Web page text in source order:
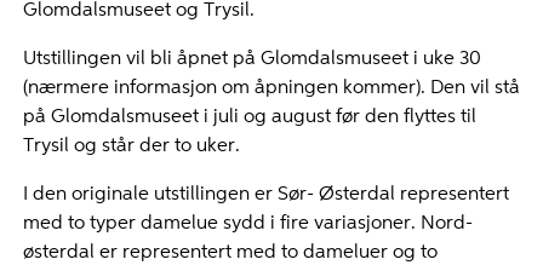
Glomdalsmuseet og Trysil.
Utstillingen vil bli åpnet på Glomdalsmuseet i uke 30
(nærmere informasjon om åpningen kommer). Den vil stå
på Glomdalsmuseet i juli og august før den flyttes til
Trysil og står der to uker.
I den originale utstillingen er Sør- Østerdal representert
med to typer damelue sydd i fire variasjoner. Nord-
østerdal er representert med to dameluer og to